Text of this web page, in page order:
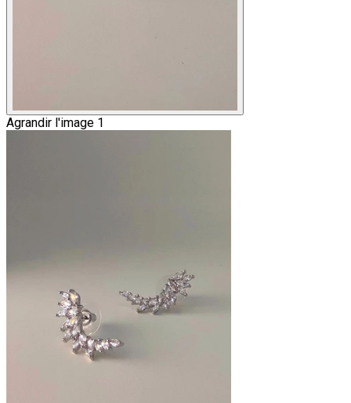
Agrandir l'image 1